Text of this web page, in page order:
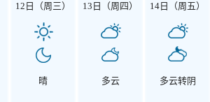
12日（周三）
晴
13日（周四）
多云
14日（周五）
多云转阴